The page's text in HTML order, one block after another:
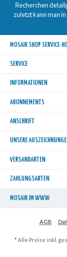
Recherchen
zuletzt kann man
MOSAIK SHOP SERVICE-
SERVICE
INFORMATIONEN
ABONNEMENTS
ANSCHRIFT
UNSERE
VERSANDARTEN
ZAHLUNGSARTEN
MOSAIK IM WWW
AGB
* Alle Preise inkl.